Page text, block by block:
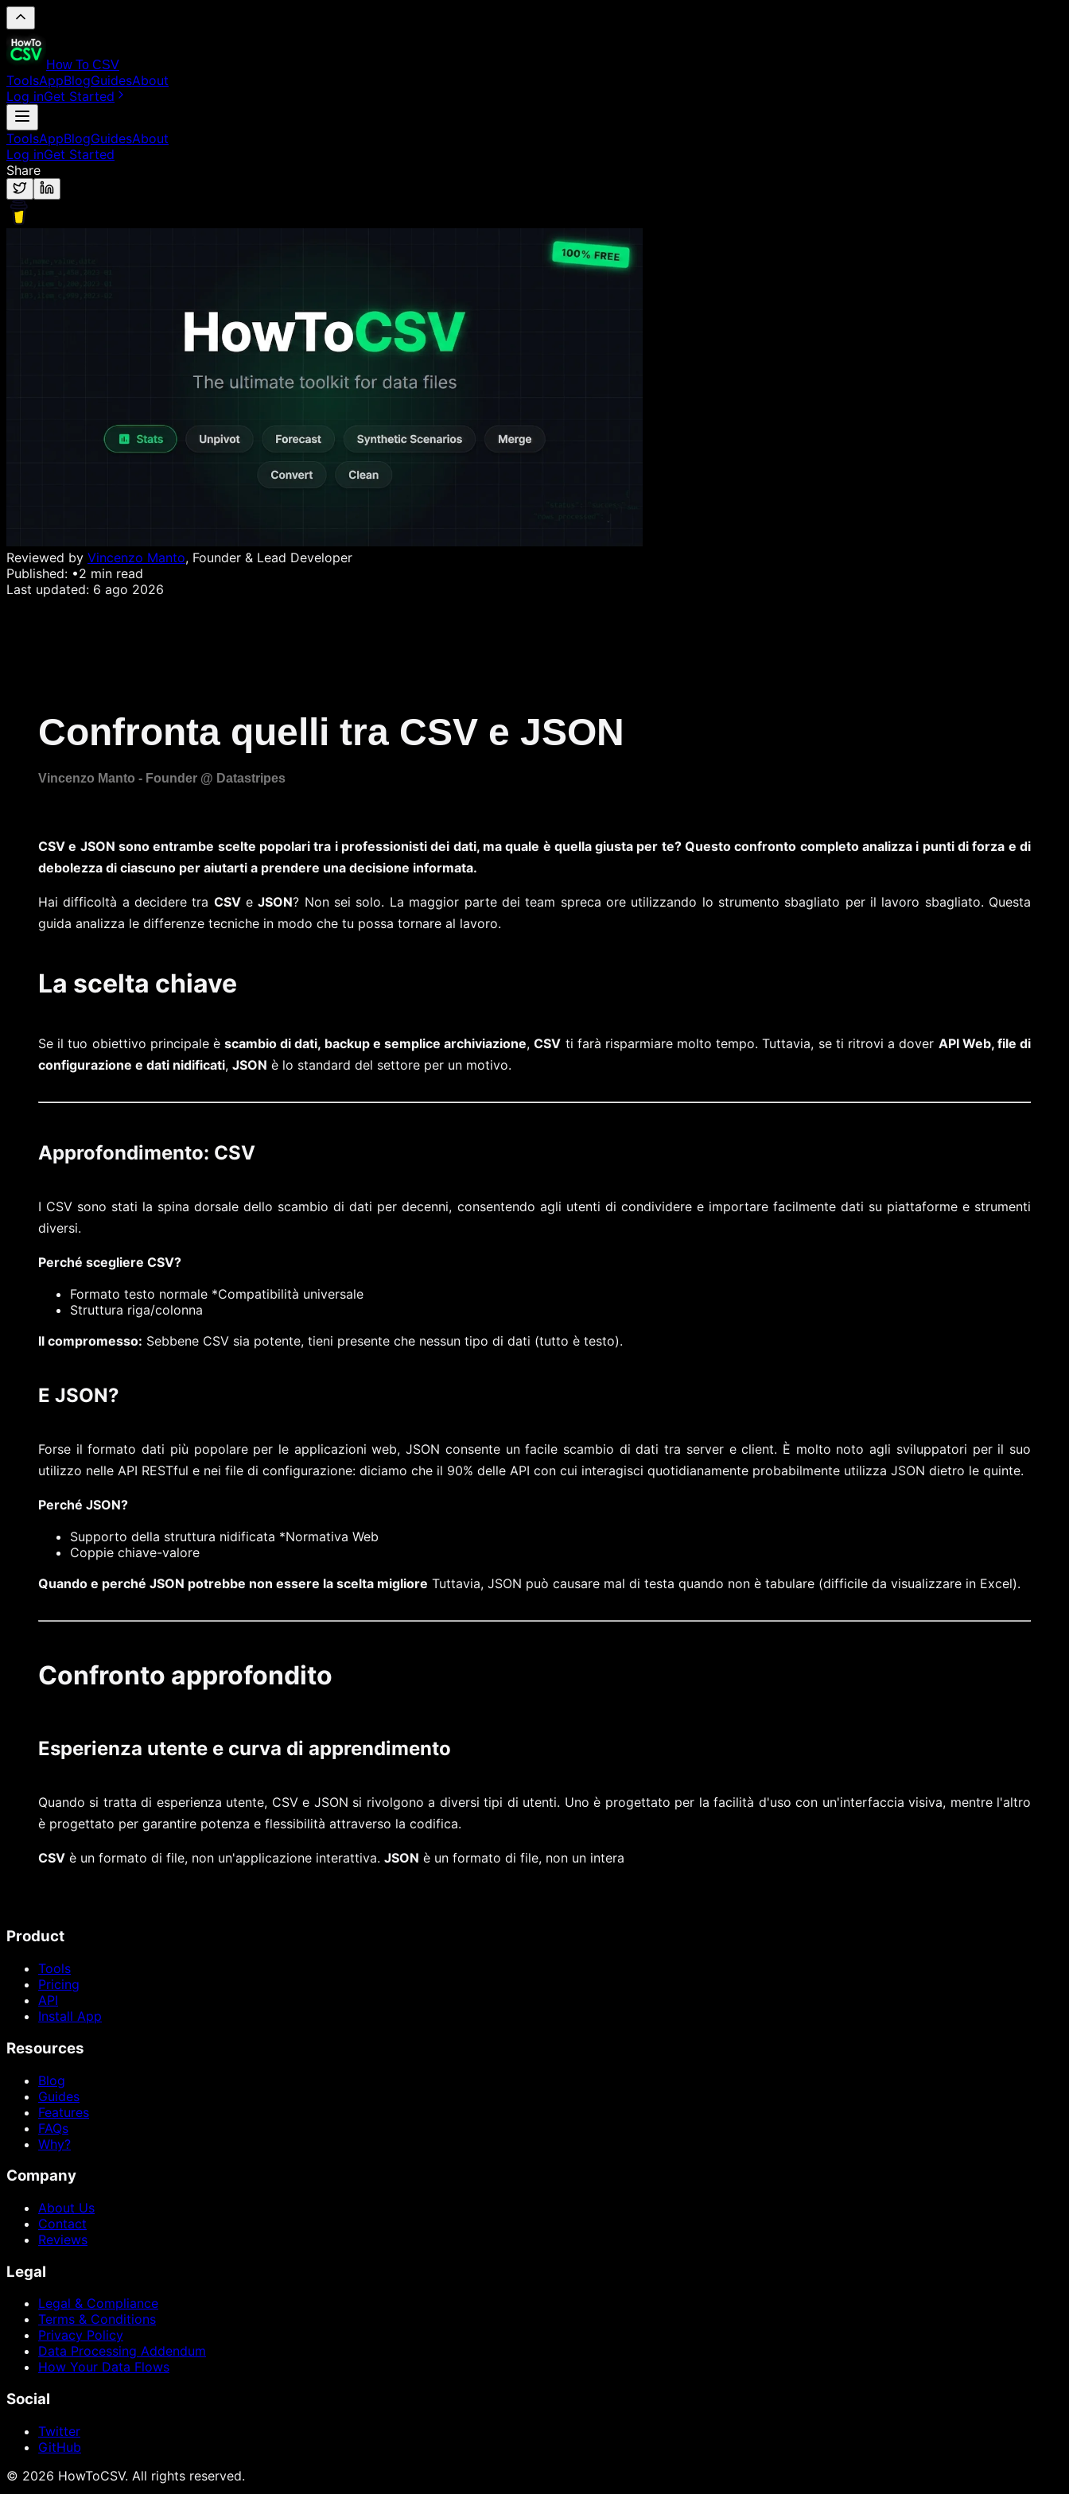
How To CSV
ToolsAppBlogGuidesAbout
Log inGet Started
ToolsAppBlogGuidesAbout
Log inGet Started
Share
Reviewed by Vincenzo Manto, Founder & Lead Developer
Published: •2 min read
Last updated: 6 ago 2026
Confronta quelli tra CSV e JSON
CSV e JSON sono entrambe scelte popolari tra i professionisti dei dati, ma quale è quella giusta per te? Questo confronto completo analizza i punti di forza e di
debolezza di ciascuno per aiutarti a prendere una decisione informata.
Hai difficoltà a decidere tra CSVeJSON? Non sei solo. La maggior parte dei team spreca ore utilizzando lo strumento sbagliato per il lavoro sbagliato. Questa
guida analizza le differenze tecniche in modo che tu possa tornare al lavoro.
La scelta chiave
Se il tuo obiettivo principale èscambio di dati, backup e semplice archiviazione,CSV ti farà risparmiare molto tempo. Tuttavia, se ti ritrovi a dover API Web, file di
configurazione e dati nidificati, JSON è lo standard del settore per un motivo.
Approfondimento: CSV
I CSV sono stati la spina dorsale dello scambio di dati per decenni, consentendo agli utenti di condividere e importare facilmente dati su piattaforme e strumenti
diversi.
Perché scegliere CSV?
Formato testo normale *Compatibilità universale
Struttura riga/colonna
Il compromesso: Sebbene CSV sia potente, tieni presente che nessun tipo di dati (tutto è testo).
E JSON?
Forse il formato dati più popolare per le applicazioni web, JSON consente un facile scambio di dati tra server e client. È molto noto agli sviluppatori per il suo
utilizzo nelle API RESTful e nei file di configurazione: diciamo che il 90% delle API con cui interagisci quotidianamente probabilmente utilizza JSON dietro le quinte.
Perché JSON?
Supporto della struttura nidificata *Normativa Web
Coppie chiave-valore
Quando e perché JSON potrebbe non essere la scelta migliore Tuttavia, JSON può causare mal di testa quando non è tabulare (difficile da visualizzare in Excel).
Confronto approfondito
Esperienza utente e curva di apprendimento
Quando si tratta di esperienza utente, CSV e JSON si rivolgono a diversi tipi di utenti. Uno è progettato per la facilità d'uso con un'interfaccia visiva, mentre l'altro
è progettato per garantire potenza e flessibilità attraverso la codifica.
CSV è un formato di file, non un'applicazione interattiva. JSON è un formato di file, non un intera
Product
Tools
Pricing
API
Install App
Resources
Blog
Guides
Features
FAQs
Why?
Company
About Us
Contact
Reviews
Legal
Legal & Compliance
Terms & Conditions
Privacy Policy
Data Processing Addendum
How Your Data Flows
Social
Twitter
GitHub
© 2026 HowToCSV. All rights reserved.